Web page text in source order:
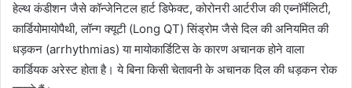
हेल्थ कंडीशन जैसे कॉन्जेनिटल हार्ट डिफेक्ट, कोरोनरी आर्टरीज की एब्नॉर्मेलिटी,
कार्डियोमायोपैथी, लॉन्ग क्यूटी (Long QT) सिंड्रोम जैसे दिल की अनियमित की
धड़कन (arrhythmias) या मायोकार्डिटिस के कारण अचानक होने वाला
कार्डियक अरेस्ट होता है। ये बिना किसी चेतावनी के अचानक दिल की धड़कन रोक